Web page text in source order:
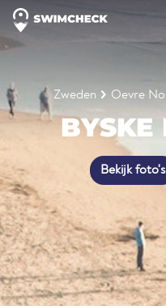
Zweden Oevre
BYSKE
Bekijk foto's